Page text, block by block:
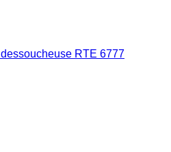
dessoucheuse RTE 6777